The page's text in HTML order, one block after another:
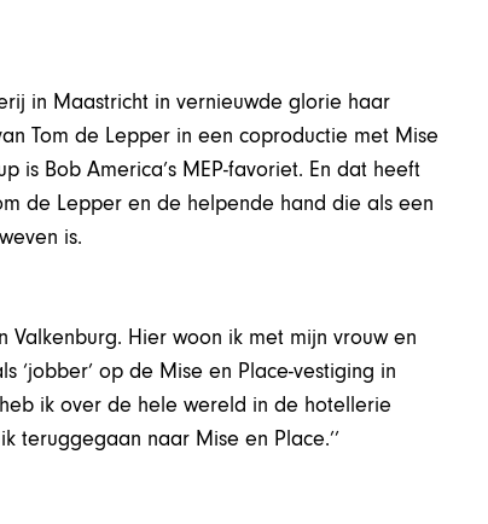
in Maastricht in vernieuwde glorie haar
Tom de Lepper in een coproductie met Mise
is Bob America’s MEP-favoriet. En dat heeft
de Lepper en de helpende hand die als een
is.
Hier woon ik met mijn vrouw en
‘jobber’ op de Mise en Place-vestiging in
ik over de hele wereld in de hotellerie
teruggegaan naar Mise en Place.’’